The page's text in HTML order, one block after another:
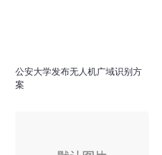
公安大学发布无人机广域识别方
案